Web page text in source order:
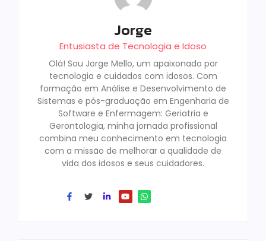
Jorge
Entusiasta de Tecnologia e Idoso
Olá! Sou Jorge Mello, um apaixonado por
tecnologia e cuidados com idosos. Com
formação em Análise e Desenvolvimento de
Sistemas e pós-graduação em Engenharia de
Software e Enfermagem: Geriatria e
Gerontologia, minha jornada profissional
combina meu conhecimento em tecnologia
com a missão de melhorar a qualidade de
vida dos idosos e seus cuidadores.